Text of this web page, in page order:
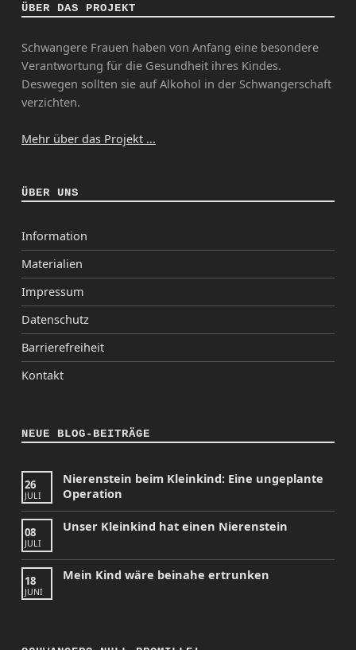
ÜBER DAS PROJEKT
Schwangere Frauen haben von Anfang eine besondere
Verantwortung für die Gesundheit ihres Kindes.
Deswegen sollten sie auf Alkohol in der Schwangerschaft
verzichten.
Mehr über das Projekt ...
ÜBER UNS
Information
Materialien
Impressum
Datenschutz
Barrierefreiheit
Kontakt
NEUE BLOG-BEITRÄGE
26
JULI
Nierenstein beim Kleinkind: Eine ungeplante
Operation
08
JULI
Unser Kleinkind hat einen Nierenstein
18
JUNI
Mein Kind wäre beinahe ertrunken